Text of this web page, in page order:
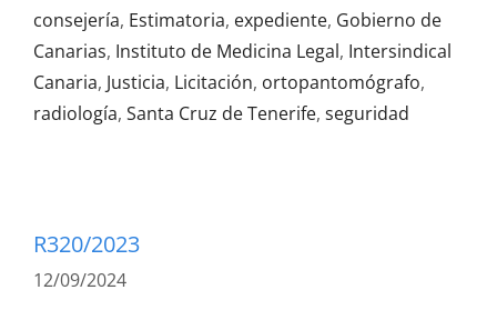
consejería, Estimatoria, expediente, Gobierno de
Canarias, Instituto de Medicina Legal, Intersindical
Canaria, Justicia, Licitación, ortopantomógrafo,
radiología, Santa Cruz de Tenerife, seguridad
R320/2023
12/09/2024